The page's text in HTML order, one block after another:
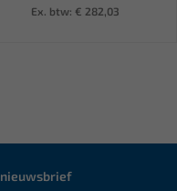
Ex. btw: € 282,03
nieuwsbrief